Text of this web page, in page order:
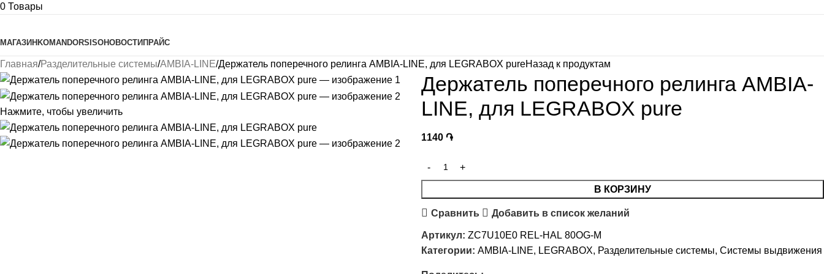
0 Товары
МАГАЗИН KOMANDORSISOНОВОСТИ ПРАЙС
Главная Разделительные системы AMBIA-LINE Держатель поперечного релинга AMBIA-LINE, для LEGRABOX pureНазад к продуктам
Нажмите, чтобы увеличить
Держатель поперечного релинга AMBIA-
LINE, для LEGRABOX pure
1140 ֏
В КОРЗИНУ
Сравнить Добавить в список желаний
Артикул: ZC7U10E0 REL-HAL 80OG-M
Категории: AMBIA-LINE, LEGRABOX, Разделительные системы, Системы выдвижения